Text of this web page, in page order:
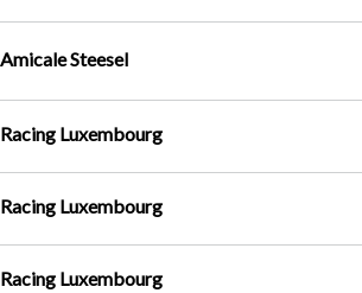
Amicale Steesel
Racing Luxembourg
Racing Luxembourg
Racing Luxembourg